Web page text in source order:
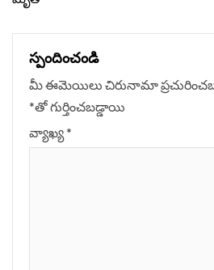
స్పందించండి
మీ ఈమెయిలు చిరునామా
*‌తో గుర్తించబడ్డాయి
వ్యాఖ్య*